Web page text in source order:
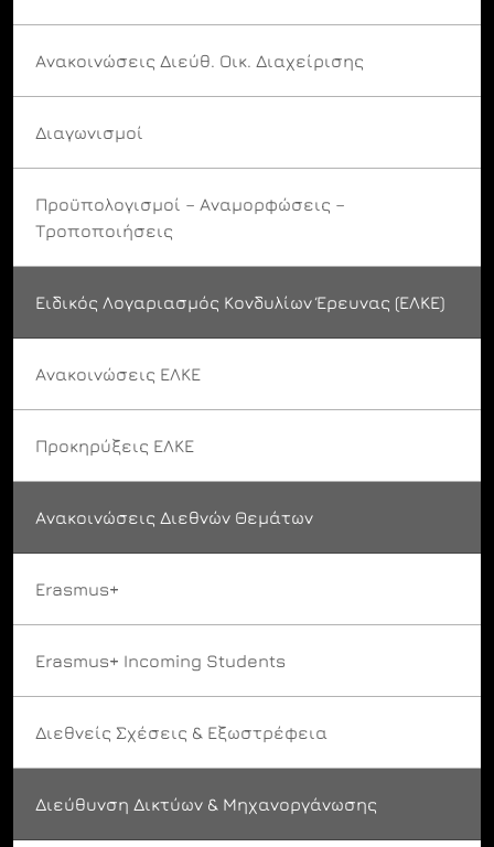
Ανακοινώσεις Διεύθ. Οικ. Διαχείρισης
Διαγωνισμοί
Προϋπολογισμοί – Αναμορφώσεις –
Τροποποιήσεις
Ειδικός Λογαριασμός Κονδυλίων Έρευνας (ΕΛΚΕ)
Ανακοινώσεις ΕΛΚΕ
Προκηρύξεις ΕΛΚΕ
Ανακοινώσεις Διεθνών Θεμάτων
Erasmus+
Erasmus+ Incoming Students
Διεθνείς Σχέσεις & Εξωστρέφεια
Διεύθυνση Δικτύων & Μηχανοργάνωσης